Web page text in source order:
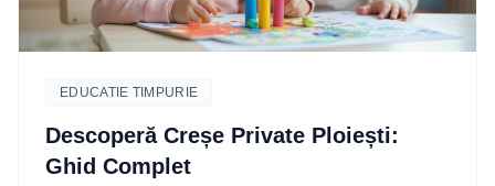
EDUCATIE TIMPURIE
Descoperă Creșe Private Ploiești:
Ghid Complet